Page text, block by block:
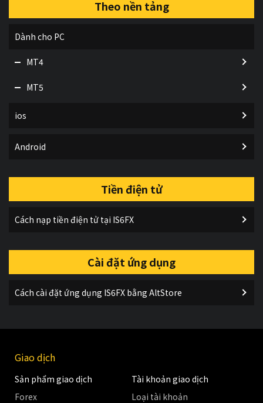
Theo nền tảng
Dành cho PC
MT4
MT5
ios
Android
Tiền điện tử
Cách nạp tiền điện tử tại IS6FX
Cài đặt ứng dụng
Cách cài đặt ứng dụng IS6FX bằng AltStore
Giao dịch
Sản phẩm giao dịch
Forex
Tài khoản giao dịch
Loại tài khoản